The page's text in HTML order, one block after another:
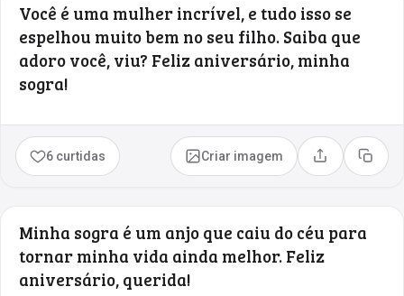
Você é uma mulher incrível, e tudo isso se
espelhou muito bem no seu filho. Saiba que
adoro você, viu? Feliz aniversário, minha
sogra!
6 curtidas Criar imagem Compartilhar
Copiar
Minha sogra é um anjo que caiu do céu para
tornar minha vida ainda melhor. Feliz
aniversário, querida!